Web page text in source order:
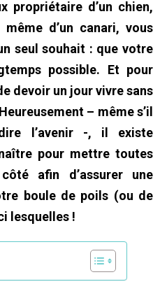
propriétaire d’un chien,
d’un canari, vous
seul souhait : que votre
possible. Et pour
devoir un jour vivre sans
– même s’il
l’avenir -, il existe
pour mettre toutes
afin d’assurer une
boule de poils (ou de
lesquelles !